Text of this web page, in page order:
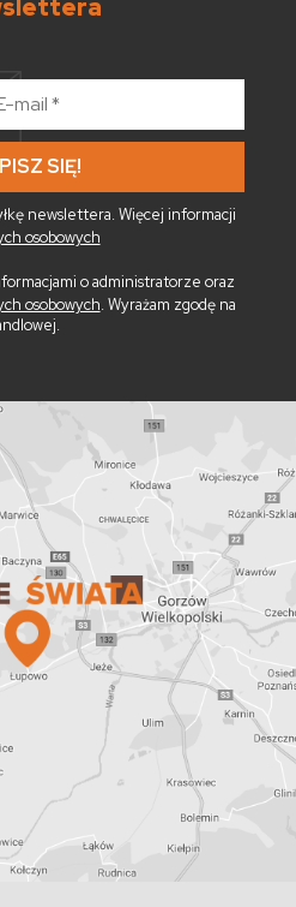
newslettera. Więcej informacji
osobowych
o administratorze oraz
osobowych. Wyrażam zgodę na